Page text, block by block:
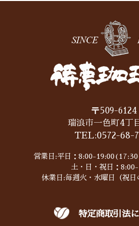
〒509-6124
瑞浪市一色町4丁
TEL:0572-68-
営業日:平日：8:00-19:00(17:30
土・日・祝日：
休業日:毎週火・水曜日（祝日
特定商取引法